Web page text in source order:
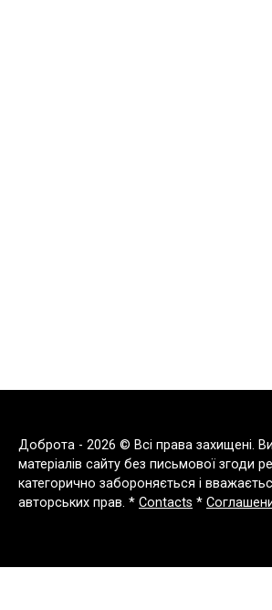
Доброта - 2026 © Всі права захищені.
матеріалів сайту без письмової згоди
категорично забороняється і
авторських прав. * Contacts *